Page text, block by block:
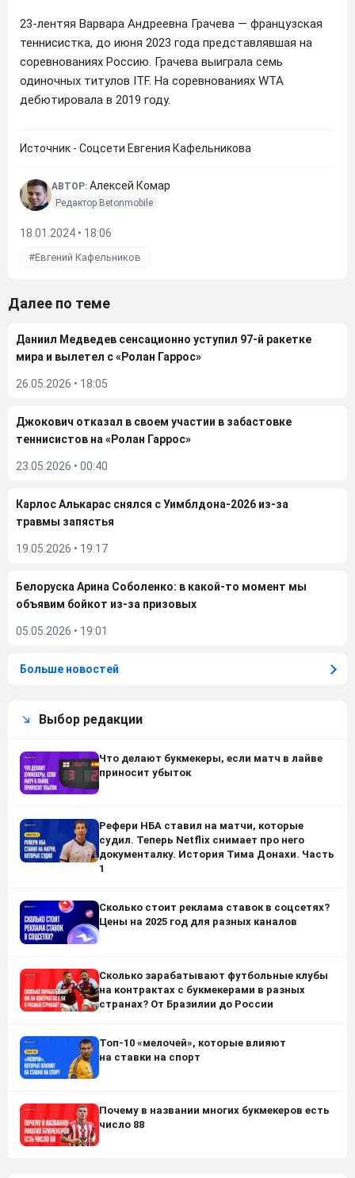
23-лентяя Варвара Андреевна Грачева — французская
теннисистка, до июня 2023 года представлявшая на
соревнованиях Россию. Грачева выиграла семь
одиночных титулов ITF. На соревнованиях WTA
дебютировала в 2019 году.
Источник - Соцсети Евгения Кафельникова
АВТОР: Алексей Комар
Редактор Betonmobile
18.01.2024 • 18:06
Евгений Кафельников
Далее по теме
Даниил Медведев сенсационно уступил 97-й ракетке
мира и вылетел с «Ролан Гаррос»
26.05.2026 • 18:05
Джокович отказал в своем участии в забастовке
теннисистов на «Ролан Гаррос»
23.05.2026 • 00:40
Карлос Алькарас снялся с Уимблдона-2026 из-за
травмы запястья
19.05.2026 • 19:17
Белоруска Арина Соболенко: в какой-то момент мы
объявим бойкот из-за призовых
05.05.2026 • 19:01
Больше новостей
Выбор редакции
Что делают букмекеры, если матч в лайве
приносит убыток
Рефери НБА ставил на матчи, которые
судил. Теперь Netflix снимает про него
документалку. История Тима Донахи. Часть
1
Сколько стоит реклама ставок в соцсетях?
Цены на 2025 год для разных каналов
Сколько зарабатывают футбольные клубы
на контрактах с букмекерами в разных
странах? От Бразилии до России
Топ-10 «мелочей», которые влияют
на ставки на спорт
Почему в названии многих букмекеров есть
число 88